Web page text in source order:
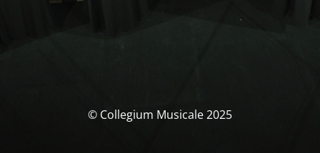
© Collegium Musicale 2025